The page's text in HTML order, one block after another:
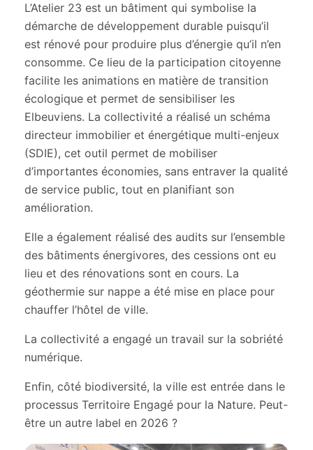
L’Atelier 23 est un bâtiment qui symbolise la
démarche de développement durable puisqu’il
est rénové pour produire plus d’énergie qu’il n’en
consomme. Ce lieu de la participation citoyenne
facilite les animations en matière de transition
écologique et permet de sensibiliser les
Elbeuviens. La collectivité a réalisé un schéma
directeur immobilier et énergétique multi-enjeux
(SDIE), cet outil permet de mobiliser
d’importantes économies, sans entraver la qualité
de service public, tout en planifiant son
amélioration.
Elle a également réalisé des audits sur l’ensemble
des bâtiments énergivores, des cessions ont eu
lieu et des rénovations sont en cours. La
géothermie sur nappe a été mise en place pour
chauffer l’hôtel de ville.
La collectivité a engagé un travail sur la sobriété
numérique.
Enfin, côté biodiversité, la ville est entrée dans le
processus Territoire Engagé pour la Nature. Peut-
être un autre label en 2026 ?